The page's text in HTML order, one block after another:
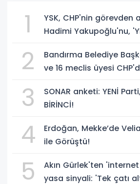
1
YSK, CHP'nin görevden
Hadimi Yakupoğlu'nu,
2
Bandırma Belediye
ve 16 meclis üyesi
3
SONAR anketi: YENİ
BİRİNCİ!
4
Erdoğan, Mekke’de
ile Görüştü!
5
Akın Gürlek'ten
yasa sinyali: 'Tek çatı